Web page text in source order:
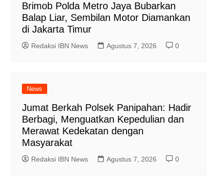
Brimob Polda Metro Jaya Bubarkan
Balap Liar, Sembilan Motor Diamankan
di Jakarta Timur
Redaksi IBN News Agustus 7, 2026 0
News
Jumat Berkah Polsek Panipahan: Hadir
Berbagi, Menguatkan Kepedulian dan
Merawat Kedekatan dengan
Masyarakat
Redaksi IBN News Agustus 7, 2026 0